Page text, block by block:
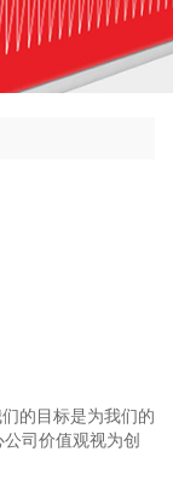
的目标是为我们的
司价值观视为创